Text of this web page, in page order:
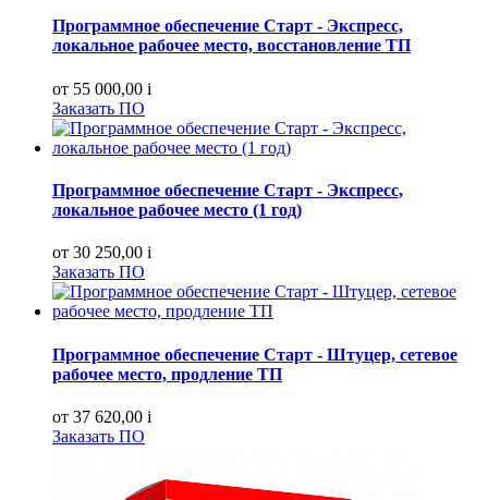
Программное обеспечение Старт - Экспресс,
локальное рабочее место, восстановление ТП
от 55 000,00 i
Заказать ПО
Программное обеспечение Старт - Экспресс,
локальное рабочее место (1 год)
от 30 250,00 i
Заказать ПО
Программное обеспечение Старт - Штуцер, сетевое
рабочее место, продление ТП
от 37 620,00 i
Заказать ПО